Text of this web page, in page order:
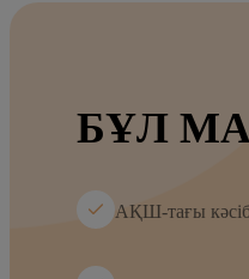
БҰЛ
АҚШ-тағы